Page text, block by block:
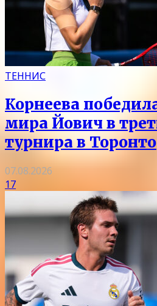
ТЕННИС
Корнеева
мира Йович в
турнира в Торонто
07.08.2026
17